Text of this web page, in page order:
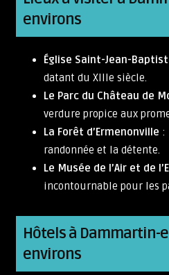
environs
Église Saint-Jean-
datant du XIIIe siècle.
Le Parc du Château de
verdure propice aux
La Forêt d’Ermenonville :
randonnée et la détente.
Le Musée de l’Air et de
incontournable pour les
Hôtels à Dammartin-
environs